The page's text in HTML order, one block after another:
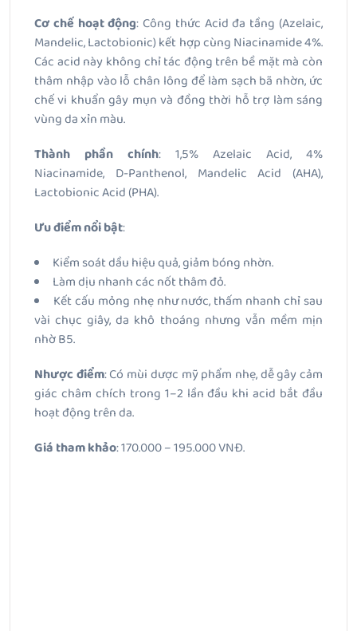
Cơ chế hoạt động: Công thức Acid đa tầng (Azelaic,
Mandelic, Lactobionic) kết hợp cùng Niacinamide 4%.
Các acid này không chỉ tác động trên bề mặt mà còn
thâm nhập vào lỗ chân lông để làm sạch bã nhờn, ức
chế vi khuẩn gây mụn và đồng thời hỗ trợ làm sáng
vùng da xỉn màu.
Thành phần chính: 1,5% Azelaic Acid, 4%
Niacinamide, D-Panthenol, Mandelic Acid (AHA),
Lactobionic Acid (PHA).
Ưu điểm nổi bật:
Kiểm soát dầu hiệu quả, giảm bóng nhờn.
Làm dịu nhanh các nốt thâm đỏ.
Kết cấu mỏng nhẹ như nước, thấm nhanh chỉ sau
vài chục giây, da khô thoáng nhưng vẫn mềm mịn
nhờ B5.
Nhược điểm: Có mùi dược mỹ phẩm nhẹ, dễ gây cảm
giác châm chích trong 1–2 lần đầu khi acid bắt đầu
hoạt động trên da.
Giá tham khảo: 170.000 – 195.000 VNĐ.